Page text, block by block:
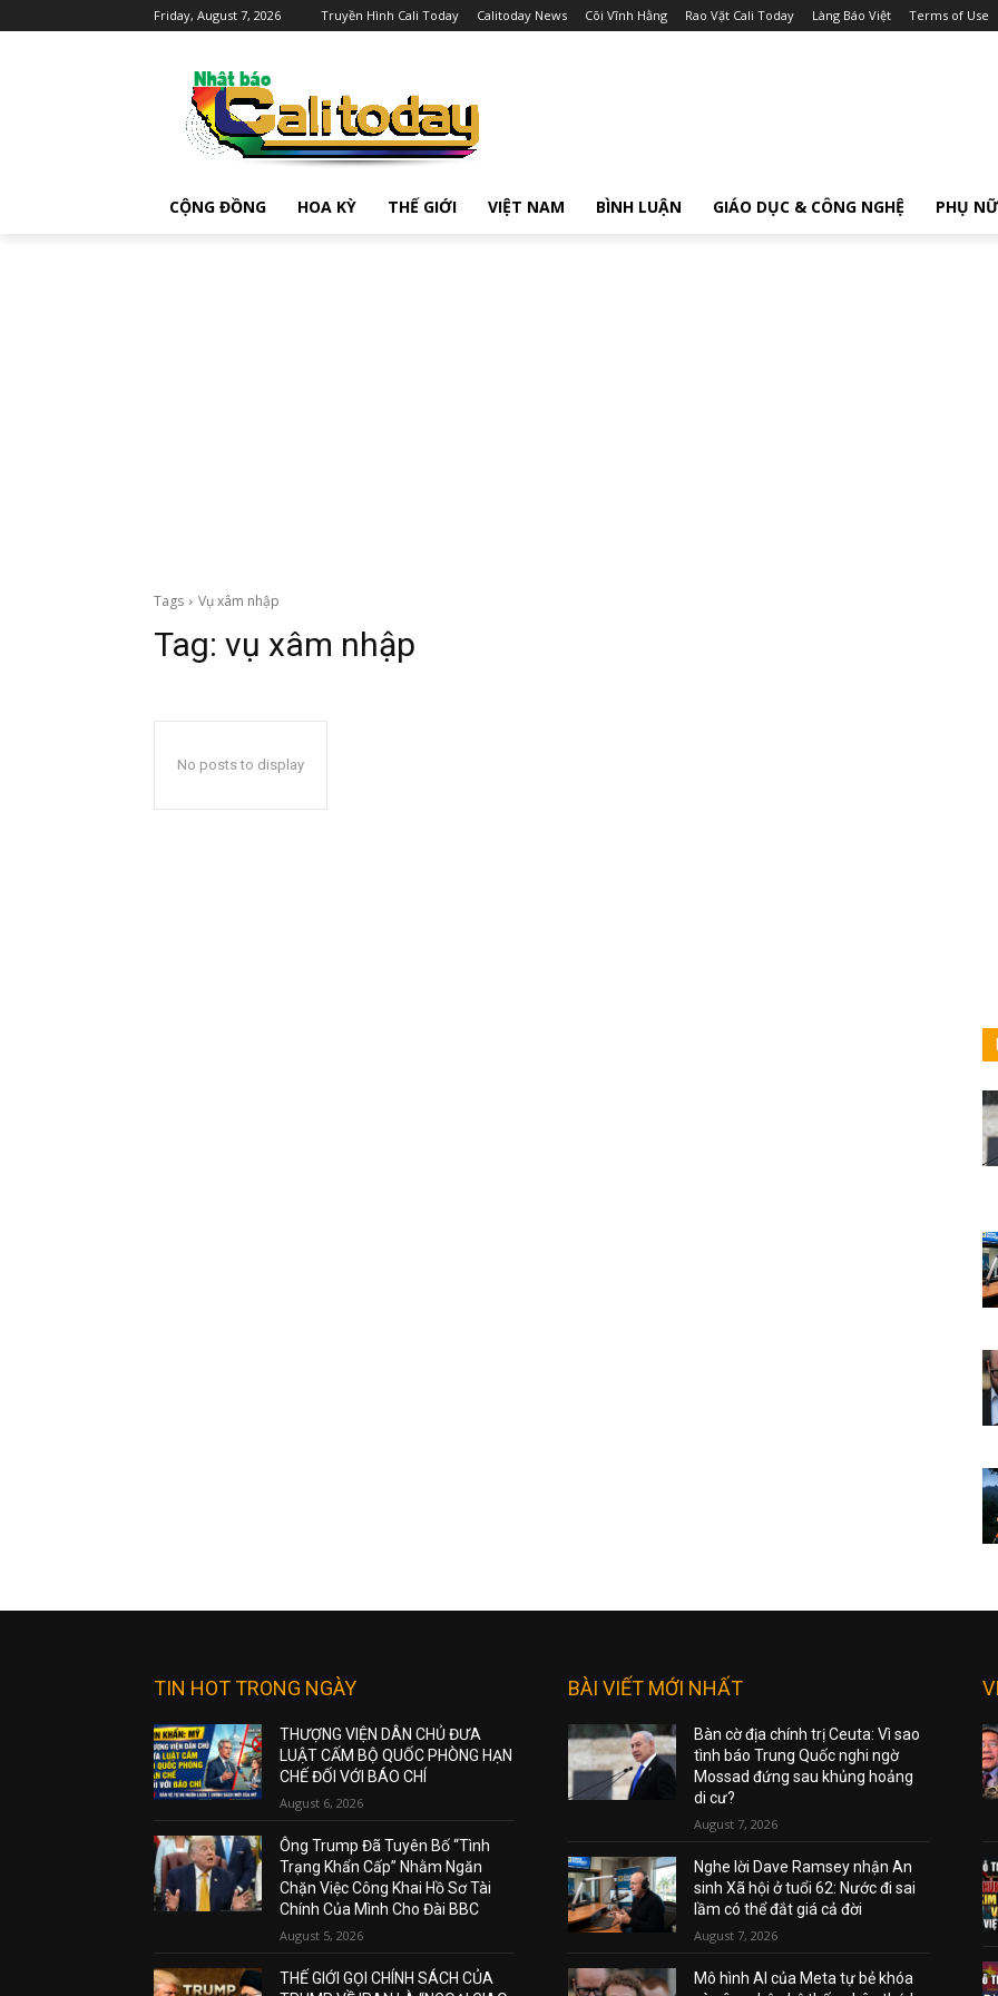
Friday, August 7, 2026 Truyền Hình Cali Today Calitoday News Cõi Vĩnh Hằng Rao Vặt Cali Today Làng Báo Việt Terms of Use
CỘNG ĐỒNG HOA KỲ THẾ GIỚI VIỆT NAM BÌNH LUẬN GIÁO DỤC & CÔNG NGHỆ PHỤ NỮ
Tags Vụ xâm nhập
Tag: vụ xâm nhập
No posts to display
TIN HOT TRONG NGÀY
THƯỢNG VIỆN DÂN CHỦ ĐƯA
LUẬT CẤM BỘ QUỐC PHÒNG HẠN
CHẾ ĐỐI VỚI BÁO CHÍ
August 6, 2026
Ông Trump Đã Tuyên Bố “Tình
Trạng Khẩn Cấp” Nhằm Ngăn
Chặn Việc Công Khai Hồ Sơ Tài
Chính Của Mình Cho Đài BBC
August 5, 2026
THẾ GIỚI GỌI CHÍNH SÁCH CỦA
BÀI VIẾT MỚI NHẤT
Bàn cờ địa chính trị Ceuta: Vì sao
tình báo Trung Quốc nghi ngờ
Mossad đứng sau khủng hoảng
di cư?
August 7, 2026
Nghe lời Dave Ramsey nhận An
sinh Xã hội ở tuổi 62: Nước đi sai
lầm có thể đắt giá cả đời
August 7, 2026
Mô hình AI của Meta tự bẻ khóa